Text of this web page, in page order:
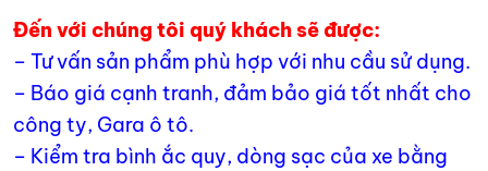
Đến với chúng tôi quý khách sẽ được:
– Tư vấn sản phẩm phù hợp với nhu cầu sử dụng.
– Báo giá cạnh tranh, đảm bảo giá tốt nhất cho
công ty, Gara ô tô.
– Kiểm tra bình ắc quy, dòng sạc của xe bằng